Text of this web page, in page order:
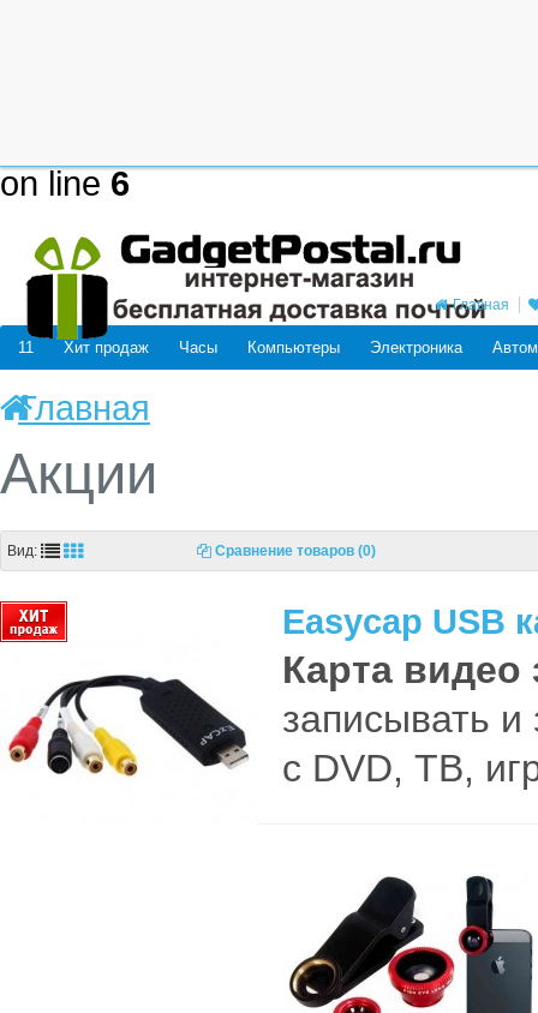
on line6
Главная
11 Хит продаж Часы Компьютеры Электроника
Главная
Акции
Вид: Сравнение товаров (0)
Easycap USB
Карта видео
записывать и
с DVD, ТВ,